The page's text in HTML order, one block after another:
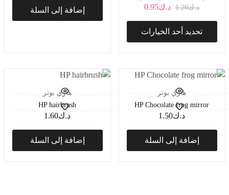
د.ك1.20 د.ك0.95
تحديد أحد الخيارات
إضافة إلى السلة
هاري بوتر
HP Chocolate frog mirror
د.ك1.50
إضافة إلى السلة
هاري بوتر
HP hairbrush
د.ك1.60
إضافة إلى السلة